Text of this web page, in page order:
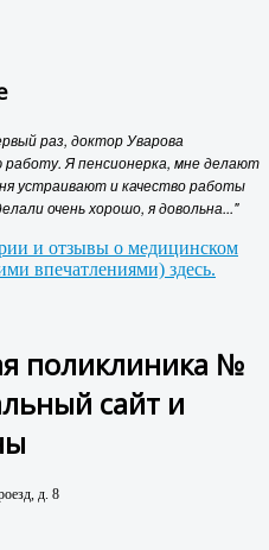
раз, доктор Уварова
Я пенсионерка, мне делают
устраивают и качество работы
очень хорошо, я довольна..."
и отзывы о медицинском
впечатлениями) здесь.
поликлиника №
сайт и
д. 8